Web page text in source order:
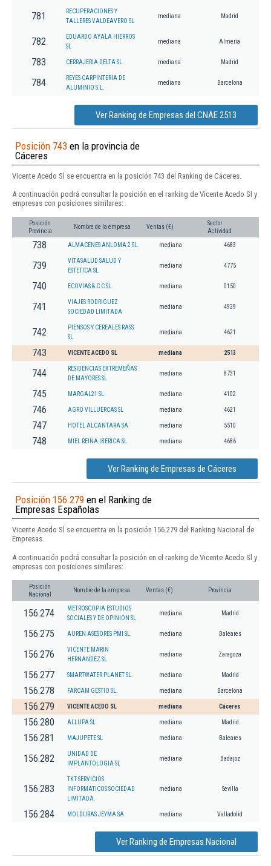
781
RECUPERACIONES Y
TALLERES VALDEAVERO SL
mediana Madrid
782
EDUARDO AYALA HIERROS
SL
mediana Almería
783 CERRAJERIA DELTA SL. mediana Madrid
784
REYES CARPINTERIA DE
ALUMINIO S.L.
mediana Barcelona
Ver Ranking de Empresas del CNAE 2513
Posición 743 en la provincia de
Cáceres
Vicente Acedo Sl se encuentra en la posición 743 del Ranking de Cáceres.
A continuación podrá consultar la posición en el ranking de Vicente Acedo Sl y
empresas con posiciones similares:
Posición
Provincia
Nombre de la empresa Ventas (€)
Sector
Actividad
738 ALMACENES ANLOMA 2 SL. mediana 4683
739
VITASALUD SALUD Y
ESTETICA SL
mediana 4775
740 ECOVIAS & C C SL. mediana 0150
741
VIAJES RODRIGUEZ
SOCIEDAD LIMITADA
mediana 4939
742
PIENSOS Y CEREALES RASS
SL
mediana 4621
743 VICENTE ACEDO SL mediana 2513
744
RESIDENCIAS EXTREMEÑAS
DE MAYORES SL
mediana 8731
745 MARGAL21 SL. mediana 4102
746 AGRO VILLUERCAS SL mediana 4621
747 HOTEL ALCANTARA SA mediana 5510
748 MIEL REINA IBERICA SL. mediana 4686
Ver Ranking de Empresas de Cáceres
Posición 156.279 en el Ranking de
Empresas Españolas
Vicente Acedo Sl se encuentra en la posición 156.279 del Ranking Nacional de
Empresas.
A continuación podrá consultar la posición en el ranking de Vicente Acedo Sl y
empresas con posiciones similares:
Posición
Nacional
Nombre de la empresa Ventas (€) Provincia
156.274
METROSCOPIA ESTUDIOS
SOCIALES Y DE OPINION SL
mediana Madrid
156.275 AUREN ASESORES PMI SL. mediana Baleares
156.276
VICENTE MARIN
HERNANDEZ SL
mediana Zaragoza
156.277 SMARTWATER PLANET SL. mediana Madrid
156.278 FARCAM GESTIO SL. mediana Barcelona
156.279 VICENTE ACEDO SL mediana Cáceres
156.280 ALLUPA SL mediana Madrid
156.281 MAJUPETE SL mediana Baleares
156.282
UNIDAD DE
IMPLANTOLOGIA SL
mediana Badajoz
156.283
TKT SERVICIOS
INFORMATICOS SOCIEDAD
LIMITADA.
mediana Sevilla
156.284 MOLDURAS JEYMA SA mediana Valladolid
Ver Ranking de Empresas Nacional